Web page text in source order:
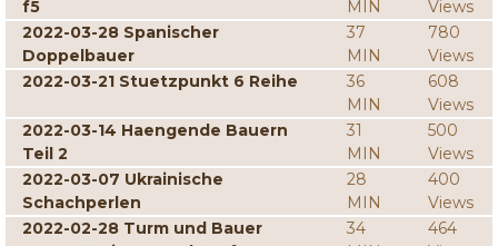
f5
MIN
Views
2022-03-28 Spanischer
Doppelbauer
37
MIN
780
Views
2022-03-21 Stuetzpunkt 6 Reihe
36
MIN
608
Views
2022-03-14 Haengende Bauern
Teil 2
31
MIN
500
Views
2022-03-07 Ukrainische
Schachperlen
28
MIN
400
Views
2022-02-28 Turm und Bauer
34
464